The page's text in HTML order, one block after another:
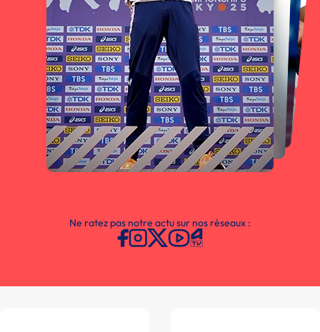
Ne ratez pas notre actu sur nos réseaux :